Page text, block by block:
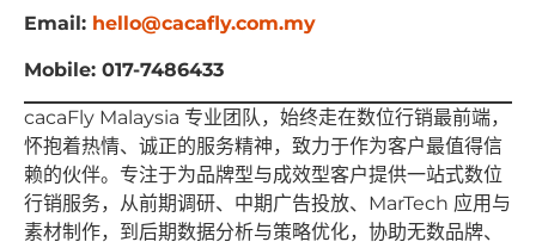
Email: hello@cacafly.com.my
Mobile: 017-7486433
cacaFly Malaysia 专业团队，始终⾛在数位⾏销最前端，
怀抱着热情、诚正的服务精神，致⼒于作为客户最值得信
赖的伙伴。专注于为品牌型与成效型客户提供⼀站式数位
⾏销服务，从前期调研、中期⼴告投放、MarTech 应⽤与
素材制作，到后期数据分析与策略优化，协助⽆数品牌、